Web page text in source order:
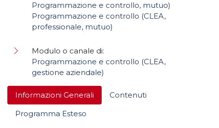
Informazioni Generali
Contenuti
Programma Esteso
Programmazione e controllo, mutuo)
Programmazione e controllo (CLEA,
professionale, mutuo)
Modulo o canale di:
Programmazione e controllo (CLEA,
gestione aziendale)